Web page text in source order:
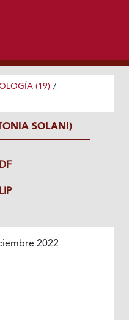
(19) /
SOLANI)
2022